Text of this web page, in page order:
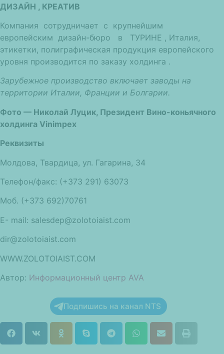
ДИЗАЙН , КРЕАТИВ
Компания сотрудничает с крупнейшим
европейским дизайн-бюро в ТУРИНЕ , Италия,
этикетки, полиграфическая продукция европейского
уровня производится по заказу холдинга .
Зарубежное производство включает заводы на
территории Италии, Франции и Болгарии.
Фото — Николай Луцик, Президент Вино-коньячного
холдинга Vinimpex
Реквизиты
Молдова, Твардица, ул. Гагарина, 34
Телефон/факс: (+373 291) 63073
Моб. (+373 692)70761
E- mail: salesdep@zolotoiaist.com
dir@zolotoiaist.com
WWW.ZOLOTOIAIST.COM
Автор: Информационный центр AVA
Подпишись на канал NTS